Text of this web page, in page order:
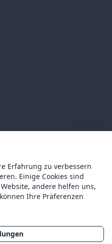
Erfahrung zu verbessern
Einige Cookies sind
andere helfen uns,
Ihre Präferenzen